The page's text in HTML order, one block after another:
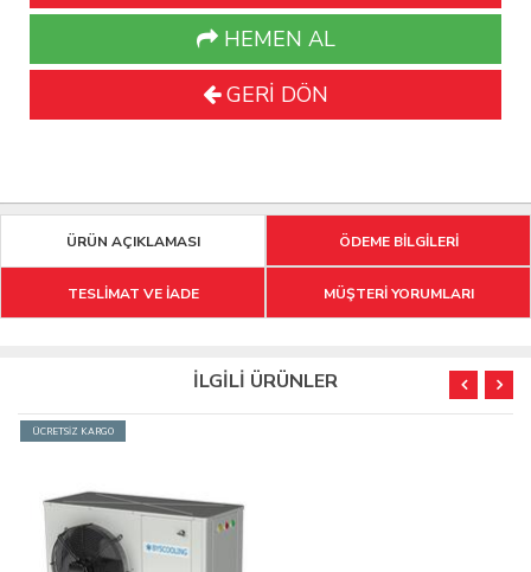
HEMEN AL
GERİ DÖN
ÜRÜN AÇIKLAMASI ÖDEME BİLGİLERİ
TESLİMAT VE İADE MÜŞTERİ YORUMLARI
İLGİLİ ÜRÜNLER
ÜCRETSİZ KARGO